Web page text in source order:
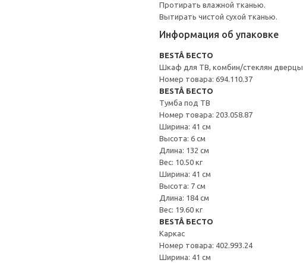
Протирать влажной тканью.
Вытирать чистой сухой тканью.
Информация об упаковке
BESTÅ БЕСТО
Шкаф для ТВ, комбин/стеклян дверцы
Номер товара: 694.110.37
BESTÅ БЕСТО
Тумба под ТВ
Номер товара: 203.058.87
Ширина: 41 см
Высота: 6 см
Длина: 132 см
Вес: 10.50 кг
Ширина: 41 см
Высота: 7 см
Длина: 184 см
Вес: 19.60 кг
BESTÅ БЕСТО
Каркас
Номер товара: 402.993.24
Ширина: 41 см